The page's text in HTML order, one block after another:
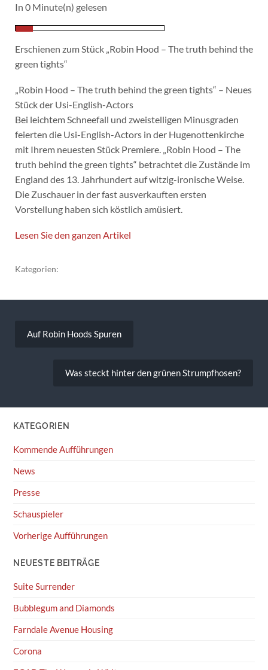
In 0 Minute(n) gelesen
Erschienen zum Stück „Robin Hood – The truth behind the
green tights“
„Robin Hood – The truth behind the green tights“ – Neues
Stück der Usi-English-Actors
Bei leichtem Schneefall und zweistelligen Minusgraden
feierten die Usi-English-Actors in der Hugenottenkirche
mit Ihrem neuesten Stück Premiere. „Robin Hood – The
truth behind the green tights“ betrachtet die Zustände im
England des 13. Jahrhundert auf witzig-ironische Weise.
Die Zuschauer in der fast ausverkauften ersten
Vorstellung haben sich köstlich amüsiert.
Lesen Sie den ganzen Artikel
Kategorien:
Auf Robin Hoods Spuren
Was steckt hinter den grünen Strumpfhosen?
KATEGORIEN
Kommende Aufführungen
News
Presse
Schauspieler
Vorherige Aufführungen
NEUESTE BEITRÄGE
Suite Surrender
Bubblegum and Diamonds
Farndale Avenue Housing
Corona